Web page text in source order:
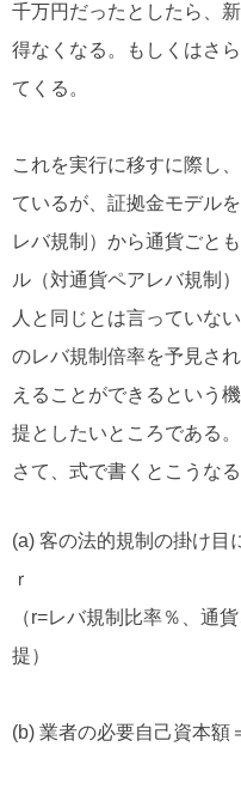
千万円だったとしたら、
得なくなる。もしくはさ
てくる。
これを実行に移すに際し
ているが、証拠金モデル
レバ規制）から通貨ごと
ル（対通貨ペアレバ規制
人と同じとは言っていな
のレバ規制倍率を予見さ
えることができるという
提としたいところである。
さて、式で書くとこうなる
(a) 客の法的規制の掛け目
ｒ
（r=レバ規制比率％、通
提）
(b) 業者の必要自己資本額